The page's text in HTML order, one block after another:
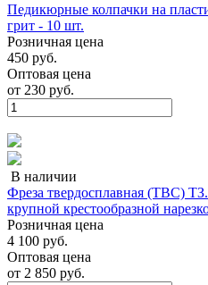
Педикюрные колпачки на
грит - 10 шт.
Розничная цена
450 руб.
Оптовая цена
от 230 руб.
В наличии
Фреза твердосплавная (ТВС)
крупной крестообразной
Розничная цена
4 100 руб.
Оптовая цена
от 2 850 руб.